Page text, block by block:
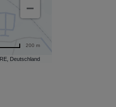
Deutschland
200 m